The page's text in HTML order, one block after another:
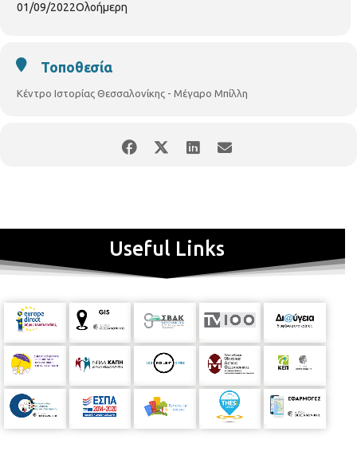
01/09/2022Ολοήμερη
Τοποθεσία
Κέντρο Ιστορίας Θεσσαλονίκης - Μέγαρο Μπίλλη
Useful Links